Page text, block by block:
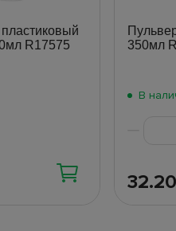
R17575
350мл
В
32.20